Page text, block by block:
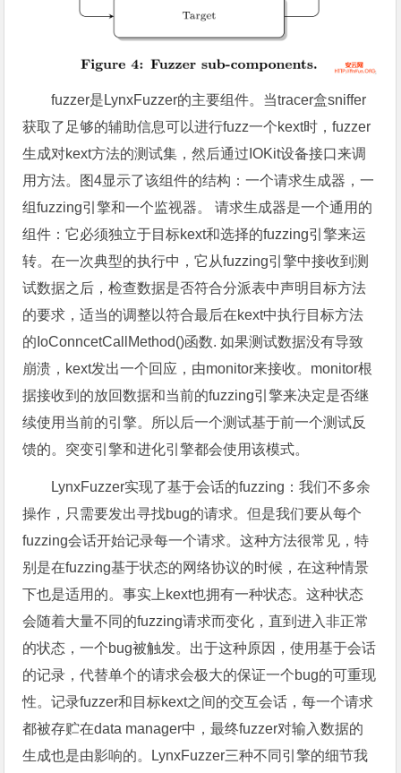
fuzzer是LynxFuzzer的主要组件。当tracer盒sniffer
获取了足够的辅助信息可以进行fuzz一个kext时，fuzzer
生成对kext方法的测试集，然后通过IOKit设备接口来调
用方法。图4显示了该组件的结构：一个请求生成器，一
组fuzzing引擎和一个监视器。 请求生成器是一个通用的
组件：它必须独立于目标kext和选择的fuzzing引擎来运
转。在一次典型的执行中，它从fuzzing引擎中接收到测
试数据之后，检查数据是否符合分派表中声明目标方法
的要求，适当的调整以符合最后在kext中执行目标方法
的IoConncetCallMethod()函数. 如果测试数据没有导致
崩溃，kext发出一个回应，由monitor来接收。monitor根
据接收到的放回数据和当前的fuzzing引擎来决定是否继
续使用当前的引擎。所以后一个测试基于前一个测试反
馈的。突变引擎和进化引擎都会使用该模式。
LynxFuzzer实现了基于会话的fuzzing：我们不多余
操作，只需要发出寻找bug的请求。但是我们要从每个
fuzzing会话开始记录每一个请求。这种方法很常见，特
别是在fuzzing基于状态的网络协议的时候，在这种情景
下也是适用的。事实上kext也拥有一种状态。这种状态
会随着大量不同的fuzzing请求而变化，直到进入非正常
的状态，一个bug被触发。出于这种原因，使用基于会话
的记录，代替单个的请求会极大的保证一个bug的可重现
性。记录fuzzer和目标kext之间的交互会话，每一个请求
都被存贮在data manager中，最终fuzzer对输入数据的
生成也是由影响的。LynxFuzzer三种不同引擎的细节我